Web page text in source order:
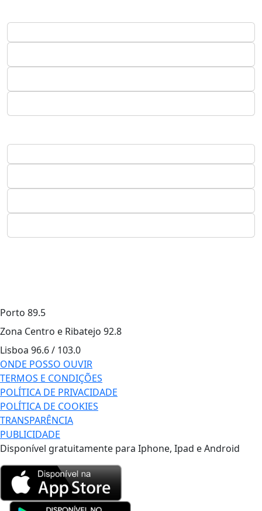
Porto 89.5
Zona Centro e Ribatejo 92.8
Lisboa 96.6 / 103.0
ONDE POSSO OUVIR
TERMOS E CONDIÇÕES
POLÍTICA DE PRIVACIDADE
POLÍTICA DE COOKIES
TRANSPARÊNCIA
PUBLICIDADE
Disponível gratuitamente para Iphone, Ipad e Android